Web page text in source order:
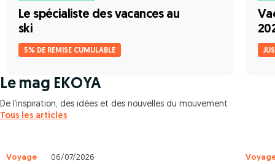
Le spécialiste des vacances au
ski
5% DE REMISE CUMULABLE
Le mag EKOYA
De l’inspiration, des idées et des nouvelles du mouvement
Tous les articles
Voyage 06/07/2026